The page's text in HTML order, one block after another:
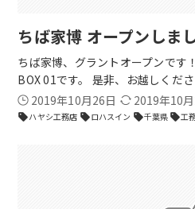
ちば家博 オープンしまし
ちば家博、グラントオープンです
BOX 01です。 是非、お越しくださ
2019年10月26日
2019年10
sellハヤシ工務店 sellロハスイン sell千葉県 sell工